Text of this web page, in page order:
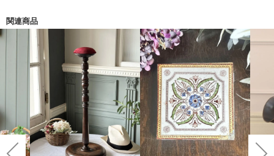
関連商品